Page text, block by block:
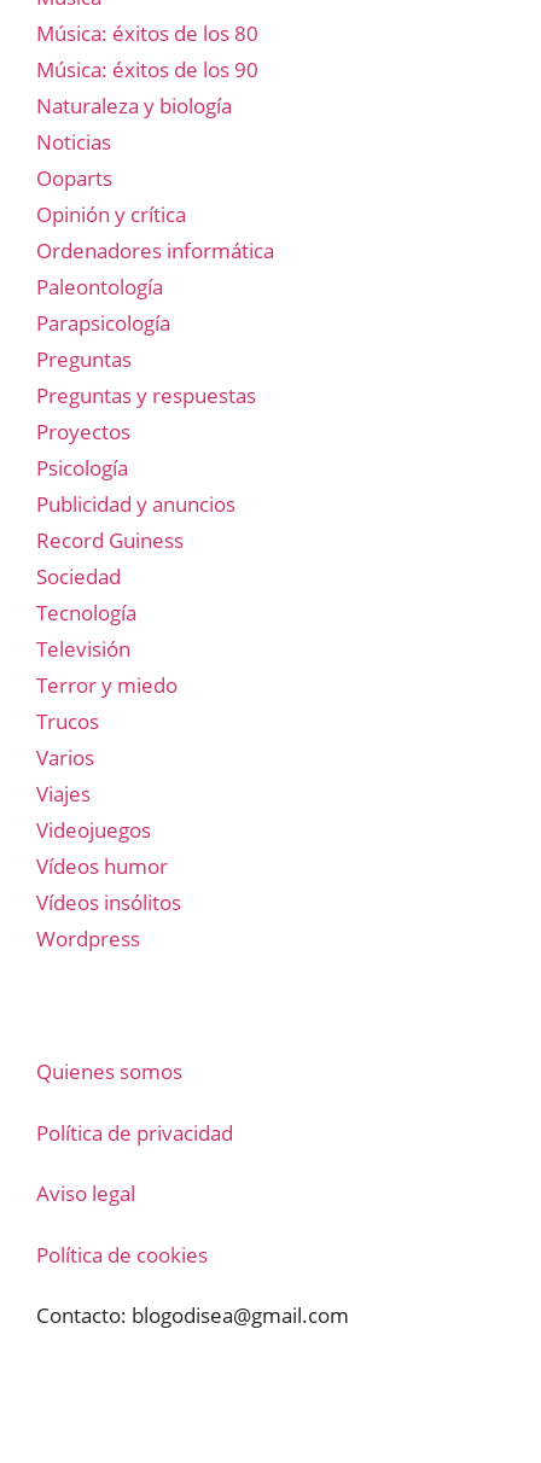
Música: éxitos de los 80
Música: éxitos de los 90
Naturaleza y biología
Noticias
Ooparts
Opinión y crítica
Ordenadores informática
Paleontología
Parapsicología
Preguntas
Preguntas y respuestas
Proyectos
Psicología
Publicidad y anuncios
Record Guiness
Sociedad
Tecnología
Televisión
Terror y miedo
Trucos
Varios
Viajes
Videojuegos
Vídeos humor
Vídeos insólitos
Wordpress
Quienes somos
Política de privacidad
Aviso legal
Política de cookies
Contacto: blogodisea@gmail.com